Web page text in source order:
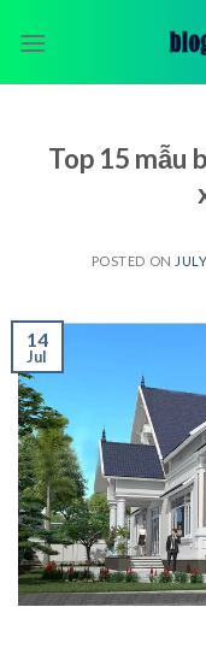
Top 15 mẫu
POSTED ON
14
Jul